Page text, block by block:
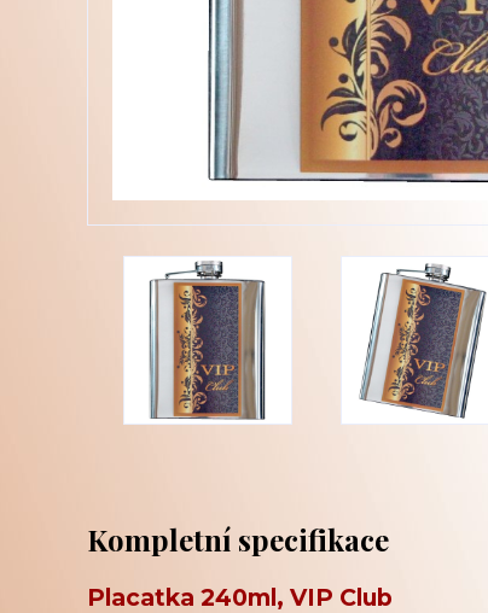
Kompletní specifikace
Placatka 240ml, VIP Club